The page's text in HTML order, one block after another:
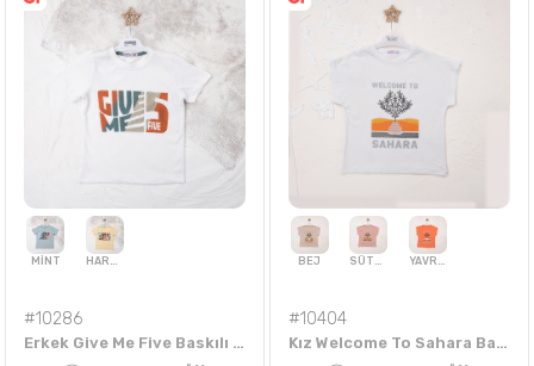
#10286
Erkek Give Me Five Baskılı 5-8 Yaş Tişört
#10404
Kız Welcome To Sahara Baskılı 5-8 Yaş Badi